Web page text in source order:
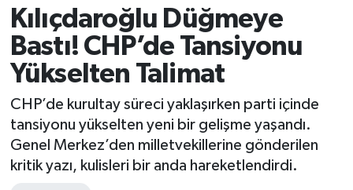
Kılıçdaroğlu Düğmeye
Bastı! CHP’de Tansiyonu
Yükselten Talimat
CHP’de kurultay süreci yaklaşırken parti içinde
tansiyonu yükselten yeni bir gelişme yaşandı.
Genel Merkez’den milletvekillerine gönderilen
kritik yazı, kulisleri bir anda hareketlendirdi.
Sağlık
Siyaset
Teknoloji
Yaşam
Son Dakika Haberleri
Haber Arşivi